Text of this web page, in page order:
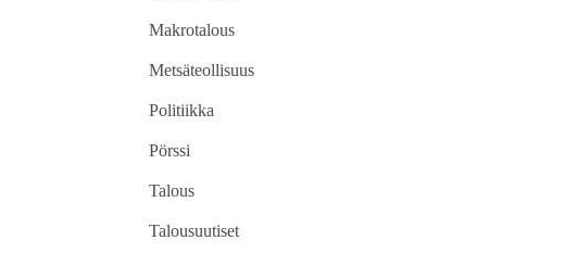
Makrotalous
Metsäteollisuus
Politiikka
Pörssi
Talous
Talousuutiset